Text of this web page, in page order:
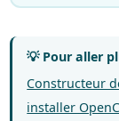
💡 Pour aller
Constructeur
installer